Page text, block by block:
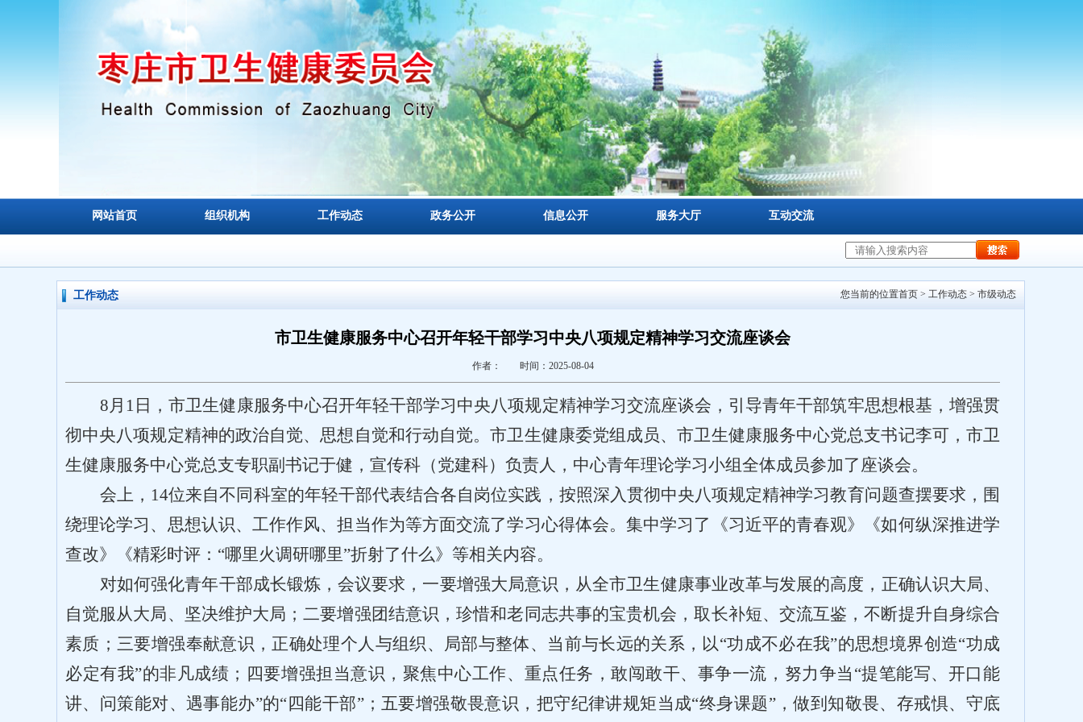
网站首页 组织机构 工作动态 政务公开 信息公开 服务大厅 互动交流
工作动态 您当前的位置首页 > 工作动态 > 市级动态
市卫生健康服务中心召开年轻干部学习中央八项规定精神学习交流座谈会
作者： 时间：2025-08-04
8月1日，市卫生健康服务中心召开年轻干部学习中央八项规定精神学习交流座谈会，引导青年干部筑牢思想根基，增强贯
彻中央八项规定精神的政治自觉、思想自觉和行动自觉。市卫生健康委党组成员、市卫生健康服务中心党总支书记李可，市卫
生健康服务中心党总支专职副书记于健， 宣传科（党建科）负责人， 中心青年理论学习小组全体成员参加了座谈会。
会上， 14位来自不同科室的年轻干部代表结合各自岗位实践，按照深入贯彻中央八项规定精神学习教育问题查摆要求，围
绕理论学习、思想认识、工作作风、担当作为等方面交流了学习心得体会。集中学习了《习近平的青春观》《如何纵深推进学
查改》《精彩时评：“哪里火调研哪里”折射了什么》等相关内容。
对如何强化青年干部成长锻炼，会议要求，一要增强大局意识，从全市卫生健康事业改革与发展的高度，正确认识大局、
自觉服从大局、坚决维护大局；二要增强团结意识，珍惜和老同志共事的宝贵机会，取长补短、交流互鉴，不断提升自身综合
素质；三要增强奉献意识，正确处理个人与组织、局部与整体、当前与长远的关系，以“功成不必在我”的思想境界创造“功成
必定有我”的非凡成绩；四要增强担当意识，聚焦中心工作、重点任务，敢闯敢干、事争一流，努力争当“提笔能写、开口能
讲、问策能对、遇事能办”的“四能干部”；五要增强敬畏意识，把守纪律讲规矩当成“终身课题”，做到知敬畏、存戒惧、守底